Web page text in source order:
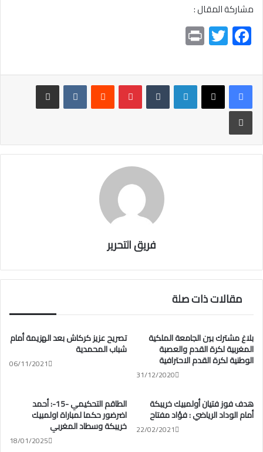
مشاركة المقال :
F
ac
e
b
o
ok
T
wi
tt
er
t
لينكدإن بينتيريست
مشاركة عبر البريد
طباعة
فريق التحرير
مقالات ذات صلة
تصريح عزيز كركاش بعد الهزيمة أمام
شباب المحمدية
06/11/2021
بلاغ مشترك بين الجامعة الملكية
المغربية لكرة القدم والعصبة
الوطنية لكرة القدم الاحترافية
31/12/2020
الطاقم التحكيمي -15-: أحمد
اضرضور حكما لمباراة اولمبيك
خريبكة وسطاد المغربي
18/01/2025
هدف فوز فتيان أولمبيك خريبكة
أمام الوداد الرياضي : فؤاد مفتاح
22/02/2021